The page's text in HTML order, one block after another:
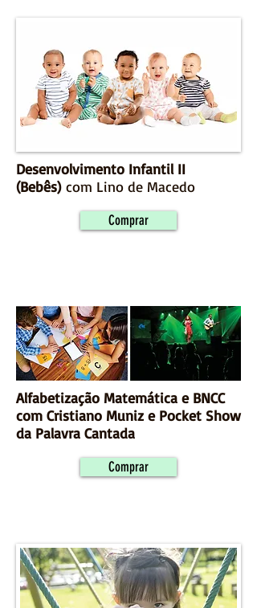
Desenvolvimento Infantil II
(Bebês) com Lino de Macedo
Comprar
Alfabetização Matemática e BNCC
com Cristiano Muniz e Pocket Show
da Palavra Cantada
Comprar